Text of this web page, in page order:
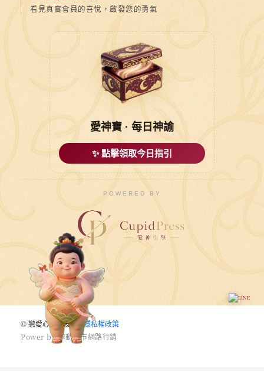
看見真實會員的喜悅，啟發您的勇氣
愛神寶 · 每日神諭
✨ 點擊領取今日指引
POWERED BY
© 戀愛心悅婚友社 |穩私權政策
Power by 驅動城市網路行銷